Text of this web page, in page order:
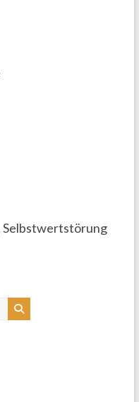
Selbstwertstörung